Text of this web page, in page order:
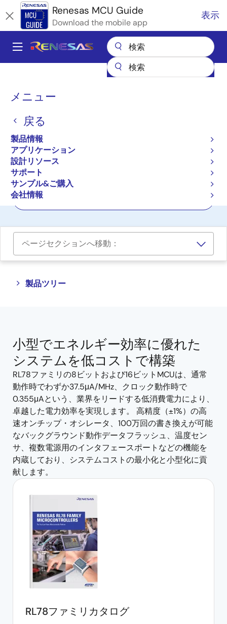
イ
ン
Renesas MCU Guide
Download the mobile app
表示
Main
メニュー
戻る
製品情報
アプリケーション
設計リソース
サポート
サンプル&ご購入
会社情報
パ
く
ず
マイクロコントローラとマイクロプロセッサ
RL78ファミリ低消費電力
8、16ビットマイクロコン
トローラ(MCU)
ページセクションへ移動：
製品ツリー
Close
Open
小型でエネルギー効率に優れた
システムを低コストで構築
RL78ファミリの8ビットおよび16ビットMCUは、通常
動作時でわずか37.5μA/MHz、クロック動作時で
0.355μAという、業界をリードする低消費電力により、
卓越した電力効率を実現します。 高精度（±1%）の高
速オンチップ・オシレータ、100万回の書き換えが可能
なバックグラウンド動作データフラッシュ、温度セン
サ、複数電源用のインタフェースポートなどの機能を
内蔵しており、システムコストの最小化と小型化に貢
献します。
RL78ファミリカタログ